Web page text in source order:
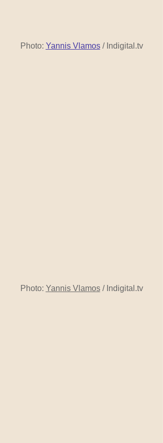
Photo: Yannis Vlamos / Indigital.tv
Photo: Yannis Vlamos / Indigital.tv